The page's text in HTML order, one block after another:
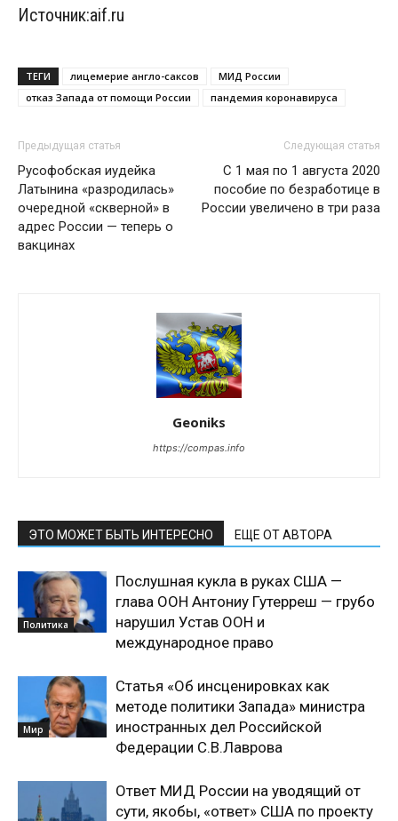
Источник:aif.ru
ТЕГИ лицемерие англо-саксов
МИД России
отказ Запада от помощи России
пандемия коронавируса
Предыдущая статья
Русофобская иудейка
Латынина «разродилась»
очередной «скверной» в
адрес России — теперь о
вакцинах
Следующая статья
С 1 мая по 1 августа 2020
пособие по безработице в
России увеличено в три раза
Geoniks
https://compas.info
ЭТО МОЖЕТ БЫТЬ ИНТЕРЕСНО ЕЩЕ ОТ АВТОРА
Политика
Послушная кукла в руках США —
глава ООН Антониу Гутерреш — грубо
нарушил Устав ООН и
международное право
Мир
Статья «Об инсценировках как
методе политики Запада» министра
иностранных дел Российской
Федерации С.В.Лаврова
Ответ МИД России на уводящий от
сути, якобы, «ответ» США по проекту